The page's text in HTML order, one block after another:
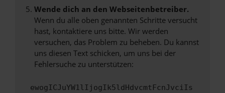
Wende dich an den Webseitenbetreiber.
Wenn du alle oben genannten Schritte versucht
hast, kontaktiere uns bitte. Wir werden
versuchen, das Problem zu beheben. Du kannst
uns diesen Text schicken, um uns bei der
Fehlersuche zu unterstützen:
ewogICJuYW1lIjogIk5ldHdvcmtFcnJvciIs